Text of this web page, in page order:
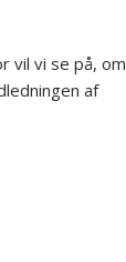
vil vi se på, om
af